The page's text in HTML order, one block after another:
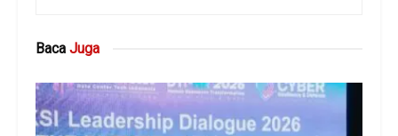
Baca Juga